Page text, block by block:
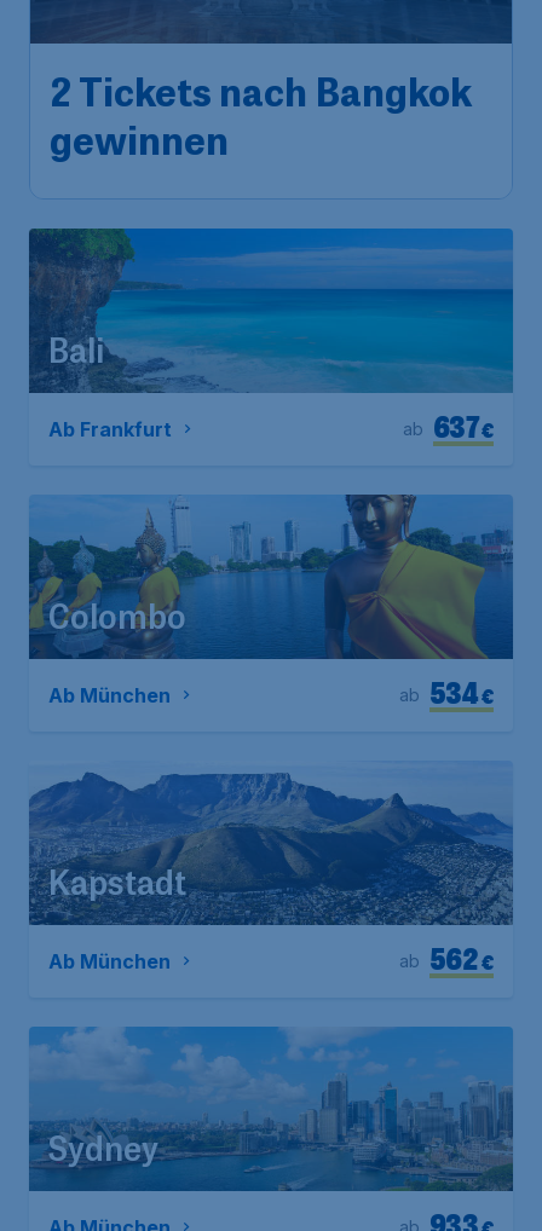
2 Tickets nach Bangkok
gewinnen
Bali
Ab Frankfurt €
637
ab
Colombo
Ab München €
534
ab
Kapstadt
Ab München €
562
ab
Sydney
ab